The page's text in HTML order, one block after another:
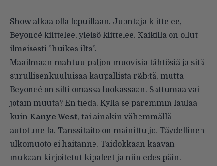
Show alkaa olla lopuillaan. Juontaja kiittelee,
Beyoncé kiittelee, yleisö kiittelee. Kaikilla on ollut
ilmeisesti ”huikea ilta”.
Maailmaan mahtuu paljon muovisia tähtösiä ja sitä
surullisenkuuluisaa kaupallista r&b:tä, mutta
Beyoncé on silti omassa luokassaan. Sattumaa vai
jotain muuta? En tiedä. Kyllä se paremmin laulaa
kuin Kanye West, tai ainakin vähemmällä
autotunella. Tanssitaito on mainittu jo. Täydellinen
ulkomuoto ei haitanne. Taidokkaan kaavan
mukaan kirjoitetut kipaleet ja niin edes päin.